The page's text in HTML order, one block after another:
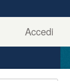
Accedi